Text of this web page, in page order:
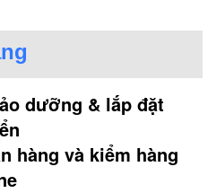
dưỡng & lắp đặt
hàng và kiểm hàng